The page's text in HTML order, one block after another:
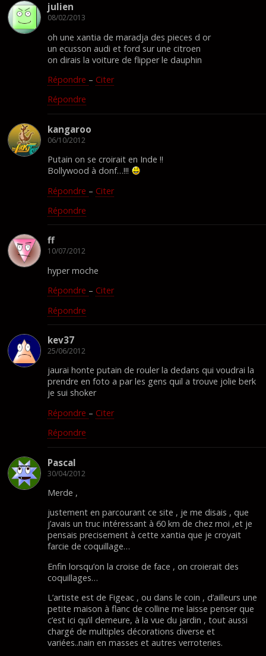
julien
08/02/2013
oh une xantia de maradja des pieces d or
un ecusson audi et ford sur une citroen
on dirais la voiture de flipper le dauphin
Répondre – Citer
Répondre
kangaroo
06/10/2012
Putain on se croirait en Inde !!
Bollywood à donf…!!!
Répondre – Citer
Répondre
ff
10/07/2012
hyper moche
Répondre – Citer
Répondre
kev37
25/06/2012
jaurai honte putain de rouler la dedans qui voudrai la
prendre en foto a par les gens quil a trouve jolie berk
je sui shoker
Répondre – Citer
Répondre
Pascal
30/04/2012
Merde ,
justement en parcourant ce site , je me disais , que
j’avais un truc intéressant à 60 km de chez moi ,et je
pensais precisement à cette xantia que je croyait
farcie de coquillage…
Enfin lorsqu’on la croise de face , on croierait des
coquillages…
L’artiste est de Figeac , ou dans le coin , d’ailleurs une
petite maison à flanc de colline me laisse penser que
c’est ici qu’il demeure, à la vue du jardin , tout aussi
chargé de multiples décorations diverse et
variées..nain en masses et autres verroteries.